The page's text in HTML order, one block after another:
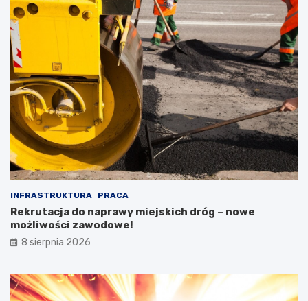
INFRASTRUKTURA PRACA
Rekrutacja do naprawy miejskich dróg – nowe
możliwości zawodowe!
8 sierpnia 2026